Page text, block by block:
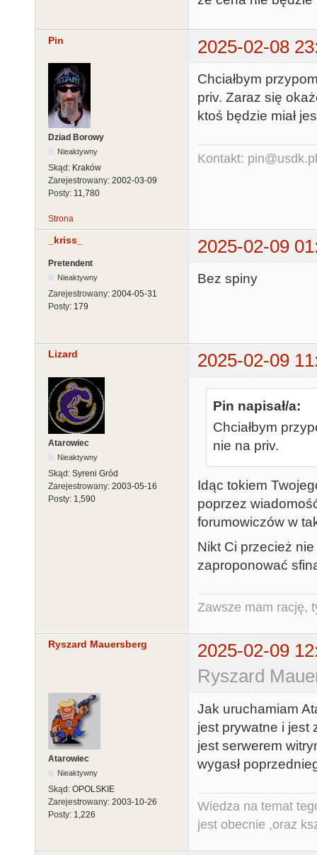
Pin 2025-02-08
Dziad Borowy
Nieaktywny
Skąd: Kraków
Zarejestrowany: 2002-03-09
Posty: 11,780
Chciałbym
priv. Zaraz się
ktoś będzie miał
Kontakt: pin@usdk.pl
Strona
_kriss_ 2025-02-09
Pretendent
Nieaktywny
Zarejestrowany: 2004-05-31
Posty: 179
Bez spiny
Lizard 2025-02-09
Atarowiec
Nieaktywny
Skąd: Syreni Gród
Zarejestrowany: 2003-05-16
Posty: 1,590
Pin napisał/a:
Chciałbym
nie na priv.
Idąc tokiem
poprzez
forumowiczów w
Nikt Ci przecież
zaproponować
Zawsze mam rację,
Ryszard Mauersberg
2025-02-09
Ryszard
Atarowiec
Nieaktywny
Skąd: OPOLSKIE
Zarejestrowany: 2003-10-26
Posty: 1,226
Jak uruchamiam
jest prywatne i jest
jest serwerem
wygasł
Wiedza na temat
jest obecnie ,oraz